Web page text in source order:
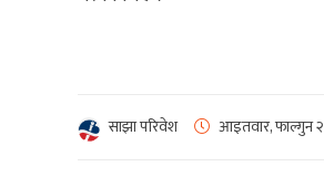
साझा परिवेश आइतवार, फाल्गुन